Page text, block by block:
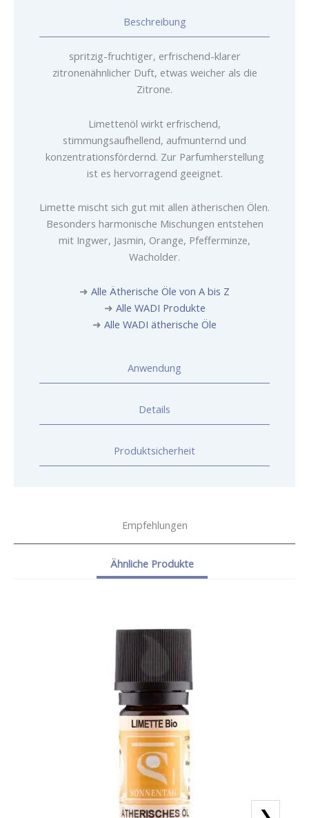
Beschreibung
spritzig-fruchtiger, erfrischend-klarer
zitronenähnlicher Duft, etwas weicher als die
Zitrone.
Limettenöl wirkt erfrischend,
stimmungsaufhellend, aufmunternd und
konzentrationsfördernd. Zur Parfumherstellung
ist es hervorragend geeignet.
Limette mischt sich gut mit allen ätherischen Ölen.
Besonders harmonische Mischungen entstehen
mit Ingwer, Jasmin, Orange, Pfefferminze,
Wacholder.
➜ Alle Ätherische Öle von A bis Z
➜ Alle WADI Produkte
➜ Alle WADI ätherische Öle
Anwendung
Details
Produktsicherheit
Empfehlungen
Ähnliche Produkte